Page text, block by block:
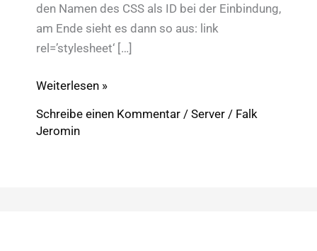
den Namen des CSS als ID bei der Einbindung,
am Ende sieht es dann so aus: link
rel=’stylesheet‘ […]
Pagespeed:
mit
Weiterlesen »
Schreibe einen Kommentar / Server / Falk
Jeromin